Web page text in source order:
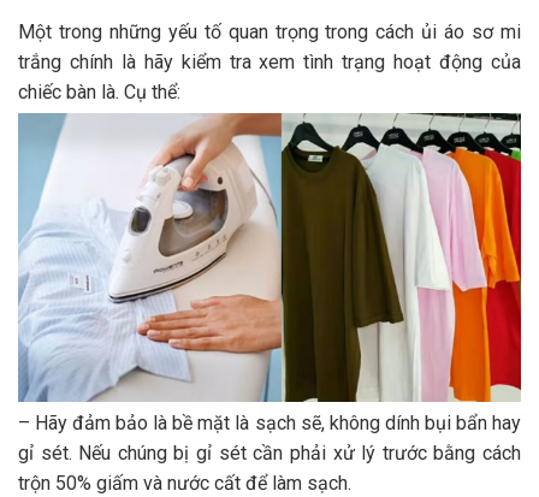
Một trong những yếu tố quan trọng trong cách ủi áo sơ mi
trắng chính là hãy kiểm tra xem tình trạng hoạt động của
chiếc bàn là. Cụ thể:
– Hãy đảm bảo là bề mặt là sạch sẽ, không dính bụi bẩn hay
gỉ sét. Nếu chúng bị gỉ sét cần phải xử lý trước bằng cách
trộn 50% giấm và nước cất để làm sạch.